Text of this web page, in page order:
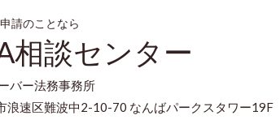
請のことなら
相談センター
バー法務事務所
浪速区難波中2-10-70 なんばパークスタワー19F